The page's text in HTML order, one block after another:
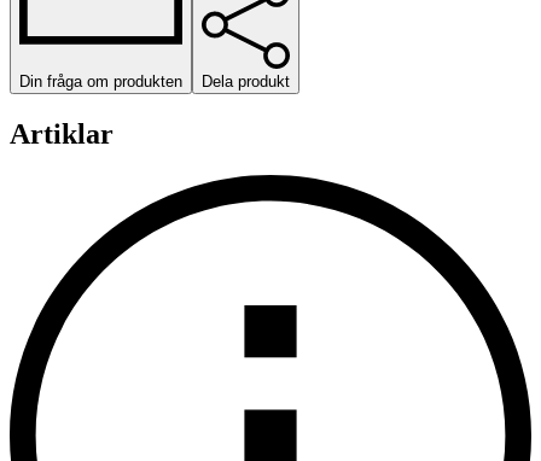
Din fråga om produkten Dela produkt
Artiklar